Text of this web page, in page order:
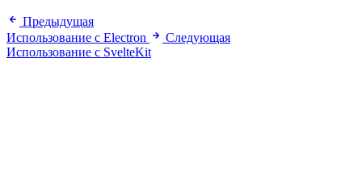
Предыдущая
Использование с Electron
Следующая
Использование с SvelteKit